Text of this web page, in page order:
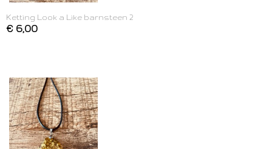
Ketting Look a Like barnsteen 2
€ 6,00